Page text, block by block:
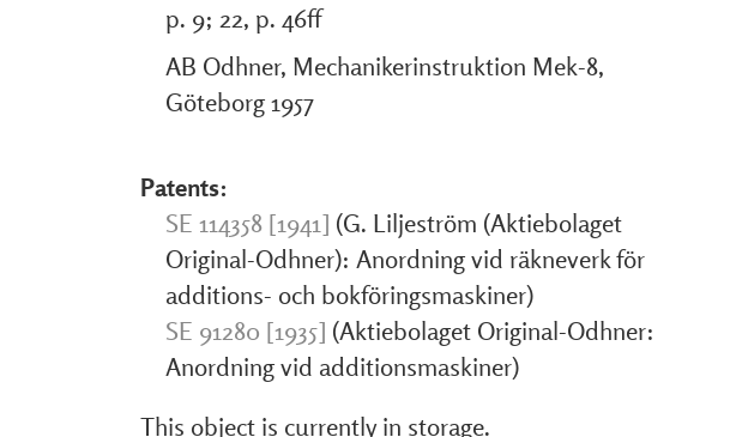
p. 9; 22, p. 46ff
AB Odhner, Mechanikerinstruktion Mek-8,
Göteborg 1957
Patents:
SE 114358 [1941] (G. Liljeström (Aktiebolaget
Original-Odhner): Anordning vid räkneverk för
additions- och bokföringsmaskiner)
SE 91280 [1935] (Aktiebolaget Original-Odhner:
Anordning vid additionsmaskiner)
This object is currently in storage.